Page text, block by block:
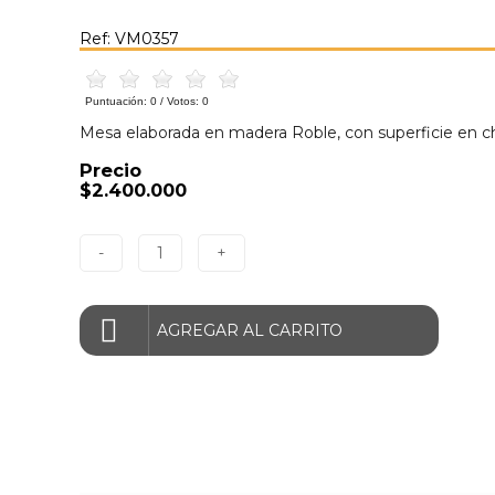
Ref: VM0357
Puntuación: 0 / Votos: 0
Mesa elaborada en madera Roble, con superficie en
Precio
$2.400.000
- 1 +
AGREGAR AL CARRITO